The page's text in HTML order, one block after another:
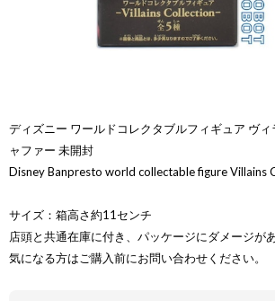
ディズニー ワールドコレクタブルフィギュア ヴ
ャファー 未開封
Disney Banpresto world collectable figure Villains
サイズ：箱高さ約11センチ
店頭と共通在庫に付き、パッケージにダメージが
気になる方はご購入前にお問い合わせください。